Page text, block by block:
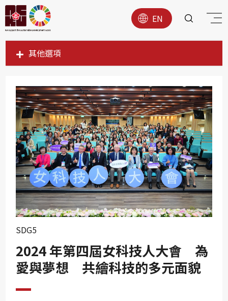
EN
其他選項
SDG1
SDG3
SDG4
SDG5
SDG6
SDG7
SDG8
SDG9
SDG11
SDG12
SDG5
2024 年第四屆女科技人大會 為
愛與夢想 共繪科技的多元面貌